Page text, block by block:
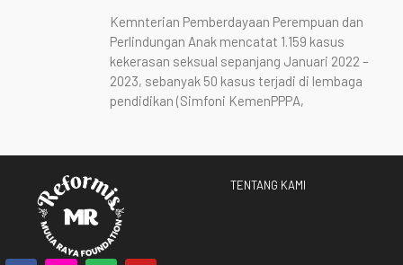
Kemnterian Pemberdayaan Perempuan dan
Perlindungan Anak mencatat 1.159 kasus
kekerasan seksual sepanjang Januari 2022 –
2023, sebanyak 50 kasus terjadi di lembaga
pendidikan (Simfoni KemenPPPA,
TENTANG KAMI